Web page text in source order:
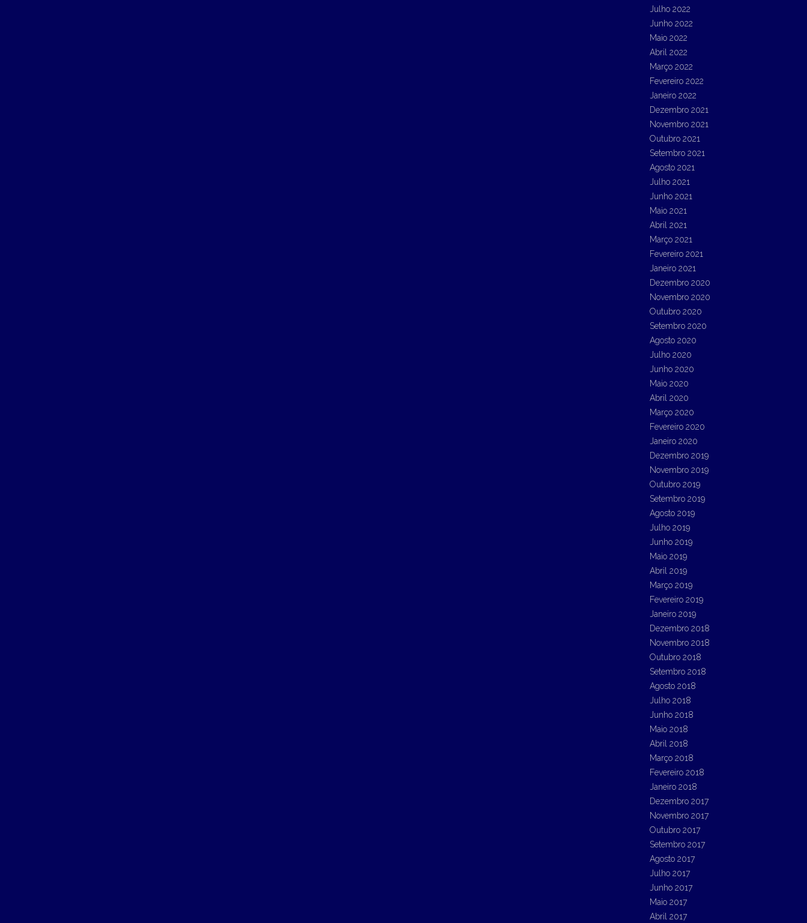
Julho 2022
Junho 2022
Maio 2022
Abril 2022
Março 2022
Fevereiro 2022
Janeiro 2022
Dezembro 2021
Novembro 2021
Outubro 2021
Setembro 2021
Agosto 2021
Julho 2021
Junho 2021
Maio 2021
Abril 2021
Março 2021
Fevereiro 2021
Janeiro 2021
Dezembro 2020
Novembro 2020
Outubro 2020
Setembro 2020
Agosto 2020
Julho 2020
Junho 2020
Maio 2020
Abril 2020
Março 2020
Fevereiro 2020
Janeiro 2020
Dezembro 2019
Novembro 2019
Outubro 2019
Setembro 2019
Agosto 2019
Julho 2019
Junho 2019
Maio 2019
Abril 2019
Março 2019
Fevereiro 2019
Janeiro 2019
Dezembro 2018
Novembro 2018
Outubro 2018
Setembro 2018
Agosto 2018
Julho 2018
Junho 2018
Maio 2018
Abril 2018
Março 2018
Fevereiro 2018
Janeiro 2018
Dezembro 2017
Novembro 2017
Outubro 2017
Setembro 2017
Agosto 2017
Julho 2017
Junho 2017
Maio 2017
Abril 2017